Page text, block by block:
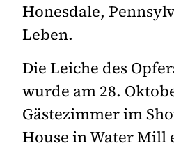
Honesdale,
Leben.
Die Leiche des
wurde am 28.
Gästezimmer im
House in Water Mill